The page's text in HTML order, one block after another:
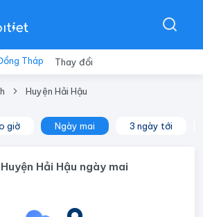
Tháp Thay đổi
Huyện Hải Hậu
giờ Ngày mai 3 ngày tới
Hải Hậu ngày mai